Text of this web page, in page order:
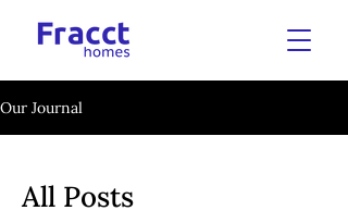
Our Journal
All Posts